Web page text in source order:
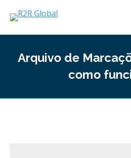
Arquivo de
como